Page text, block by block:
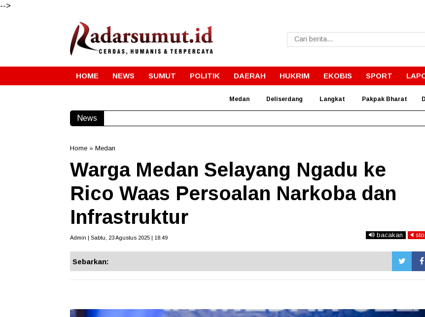
-->
HOME NEWS SUMUT POLITIK DAERAH HUKRIM EKOBIS SPORT
Medan Deliserdang Langkat Pakpak Bharat
News
Home » Medan
Warga Medan Selayang Ngadu ke
Rico Waas Persoalan Narkoba dan
Infrastruktur
Admin | Sabtu, 23 Agustus 2025 | 18.49 bacakan
Sebarkan: